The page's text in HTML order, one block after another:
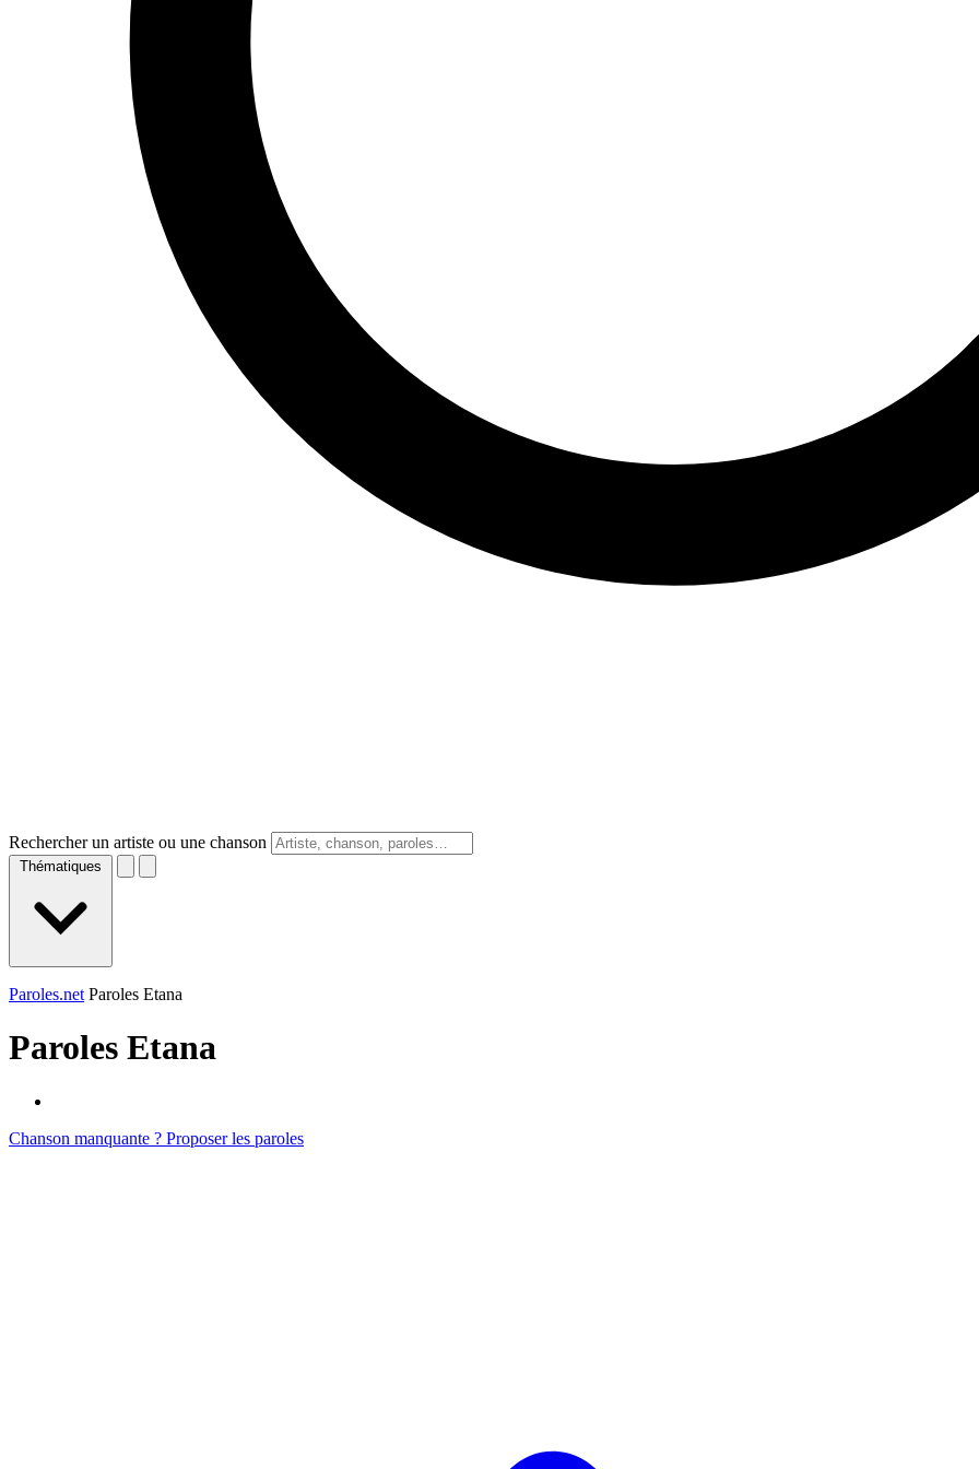
Rechercher un artiste ou une chanson
Thématiques
Paroles.net Paroles Etana
Paroles Etana
Chanson manquante ? Proposer les paroles